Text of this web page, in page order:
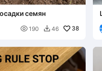
семян
 190  46 38